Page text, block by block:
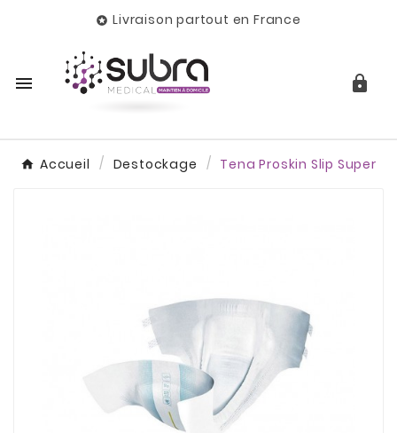
 Livraison partout en France
 
Accueil Destockage Tena Proskin Slip Super